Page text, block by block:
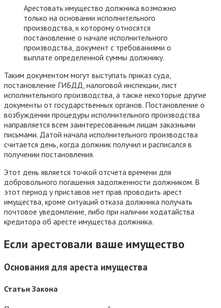
Арестовать имущество должника возможно
только на основании исполнительного
производства, к которому относятся
постановление о начале исполнительного
производства, документ с требованиями о
выплате определенной суммы должнику.
Таким документом могут выступать приказ суда,
постановление ГИБДД, налоговой инспекции, лист
исполнительного производства, а также некоторые другие
документы от государственных органов. Постановление о
возбуждении процедуры исполнительного производства
направляется всем заинтересованным лицам заказными
письмами. Датой начала исполнительного производства
считается день, когда должник получил и расписался в
получении постановления.
Этот день является точкой отсчета времени для
добровольного погашения задолженности должником. В
этот период у приставов нет прав проводить арест
имущества, кроме ситуаций отказа должника получать
почтовое уведомление, либо при наличии ходатайства
кредитора об аресте имущества должника.
Если арестовали ваше имущество
Основания для ареста имущества
Статьи Закона